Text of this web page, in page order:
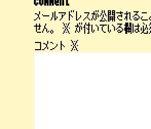
メールアドレスが公開される
せん。
※ が付いている欄は
コメント ※